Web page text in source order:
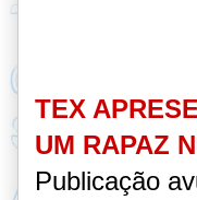
TEX
UM RAPAZ
Publicação